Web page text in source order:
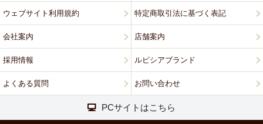
ウェブサイト利用規約 特定商取引法に基づく表記
会社案内 店舗案内
採用情報 ルピシアブランド
よくある質問 お問い合わせ
PCサイトはこちら